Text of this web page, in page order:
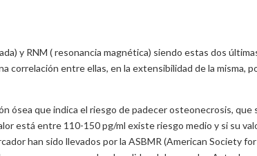
y RNM ( resonancia magnética) siendo estas dos
entre ellas, en la extensibilidad de la misma,
ósea que indica el riesgo de padecer osteonecrosis,
está entre 110-150 pg/ml existe riesgo medio y si su
han sido llevados por la ASBMR (American Society